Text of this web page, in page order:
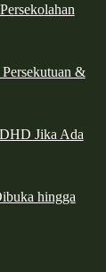
&
Jika Ada
hingga